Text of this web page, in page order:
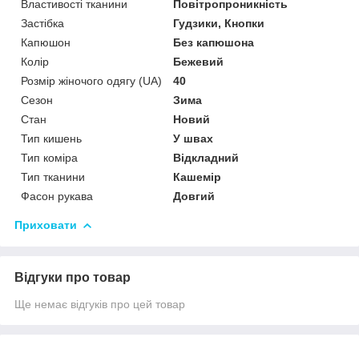
Властивості тканини
Повітропроникність
Застібка
Гудзики, Кнопки
Капюшон
Без капюшона
Колір
Бежевий
Розмір жіночого одягу (UA)
40
Сезон
Зима
Стан
Новий
Тип кишень
У швах
Тип коміра
Відкладний
Тип тканини
Кашемір
Фасон рукава
Довгий
Приховати
Відгуки про товар
Ще немає відгуків про цей товар